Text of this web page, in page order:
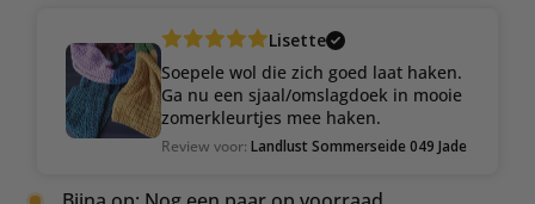
Lisette
Soepele wol die zich goed laat haken.
Ga nu een sjaal/omslagdoek in mooie
zomerkleurtjes mee haken.
Review voor: Landlust Sommerseide 049 Jade